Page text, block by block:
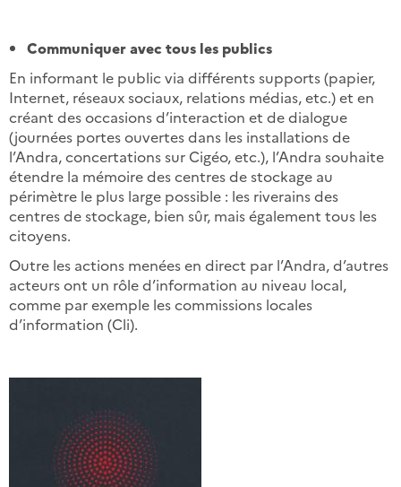
Communiquer avec tous les publics
En informant le public via différents supports (papier,
Internet, réseaux sociaux, relations médias, etc.) et en
créant des occasions d’interaction et de dialogue
(journées portes ouvertes dans les installations de
l’Andra, concertations sur Cigéo, etc.), l’Andra souhaite
étendre la mémoire des centres de stockage au
périmètre le plus large possible : les riverains des
centres de stockage, bien sûr, mais également tous les
citoyens.
Outre les actions menées en direct par l’Andra, d’autres
acteurs ont un rôle d’information au niveau local,
comme par exemple les commissions locales
d’information (Cli).